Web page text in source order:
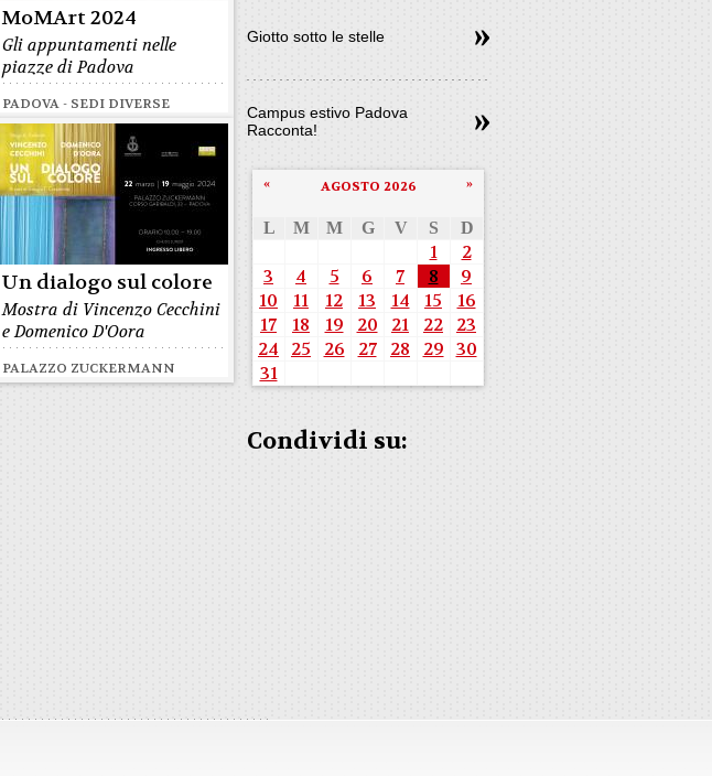
MoMArt 2024
Gli appuntamenti nelle
piazze di Padova
PADOVA - SEDI DIVERSE
Un dialogo sul colore
Mostra di Vincenzo Cecchini
e Domenico D'Oora
PALAZZO ZUCKERMANN
Giotto sotto le stelle
Campus estivo Padova
Racconta!
AGOSTO 2026
« »
L M M G V S D
1
2
3
4 5 6 7 8
9
10
11 12 13 14 15
16
17
18 19 20 21 22
23
24
25 26 27 28 29 30
31
Condividi su: